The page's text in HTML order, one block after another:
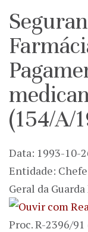
(154/A/
Data: 1993-10-
Entidade:
Geral da
Proc. R-2396/91